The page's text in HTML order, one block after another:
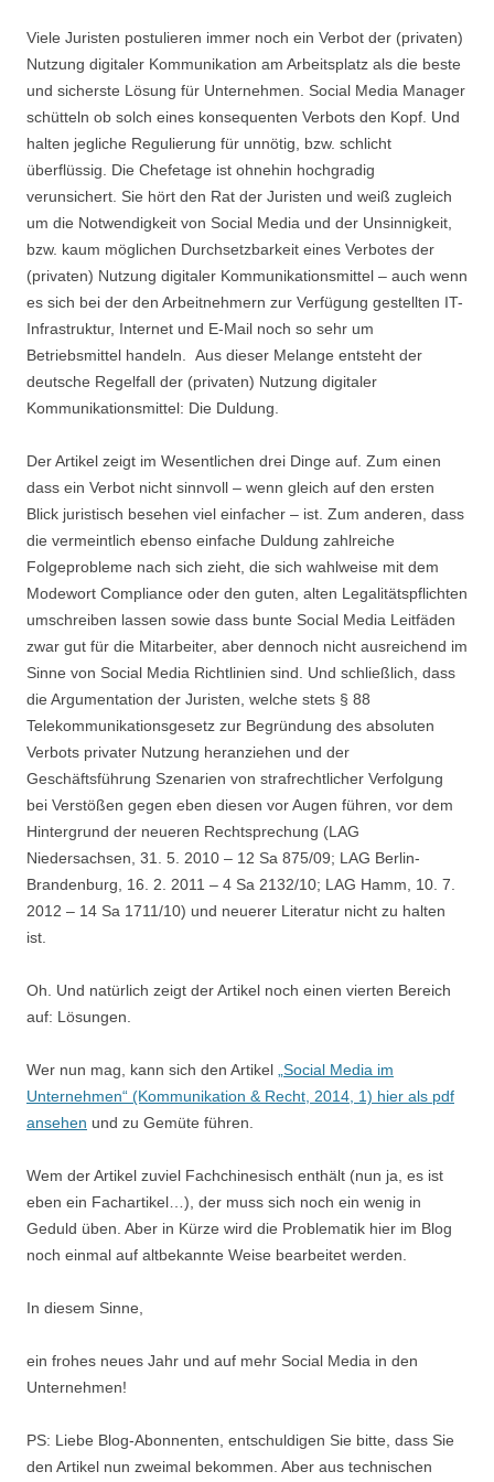
Viele Juristen postulieren immer noch ein Verbot der (privaten)
Nutzung digitaler Kommunikation am Arbeitsplatz als die beste
und sicherste Lösung für Unternehmen. Social Media Manager
schütteln ob solch eines konsequenten Verbots den Kopf. Und
halten jegliche Regulierung für unnötig, bzw. schlicht
überflüssig. Die Chefetage ist ohnehin hochgradig
verunsichert. Sie hört den Rat der Juristen und weiß zugleich
um die Notwendigkeit von Social Media und der Unsinnigkeit,
bzw. kaum möglichen Durchsetzbarkeit eines Verbotes der
(privaten) Nutzung digitaler Kommunikationsmittel – auch wenn
es sich bei der den Arbeitnehmern zur Verfügung gestellten IT-
Infrastruktur, Internet und E-Mail noch so sehr um
Betriebsmittel handeln. Aus dieser Melange entsteht der
deutsche Regelfall der (privaten) Nutzung digitaler
Kommunikationsmittel: Die Duldung.
Der Artikel zeigt im Wesentlichen drei Dinge auf. Zum einen
dass ein Verbot nicht sinnvoll – wenn gleich auf den ersten
Blick juristisch besehen viel einfacher – ist. Zum anderen, dass
die vermeintlich ebenso einfache Duldung zahlreiche
Folgeprobleme nach sich zieht, die sich wahlweise mit dem
Modewort Compliance oder den guten, alten Legalitätspflichten
umschreiben lassen sowie dass bunte Social Media Leitfäden
zwar gut für die Mitarbeiter, aber dennoch nicht ausreichend im
Sinne von Social Media Richtlinien sind. Und schließlich, dass
die Argumentation der Juristen, welche stets § 88
Telekommunikationsgesetz zur Begründung des absoluten
Verbots privater Nutzung heranziehen und der
Geschäftsführung Szenarien von strafrechtlicher Verfolgung
bei Verstößen gegen eben diesen vor Augen führen, vor dem
Hintergrund der neueren Rechtsprechung (LAG
Niedersachsen, 31. 5. 2010 – 12 Sa 875/09; LAG Berlin-
Brandenburg, 16. 2. 2011 – 4 Sa 2132/10; LAG Hamm, 10. 7.
2012 – 14 Sa 1711/10) und neuerer Literatur nicht zu halten
ist.
Oh. Und natürlich zeigt der Artikel noch einen vierten Bereich
auf: Lösungen.
Wer nun mag, kann sich den Artikel „Social Media im
Unternehmen“ (Kommunikation & Recht, 2014, 1) hier als pdf
ansehen und zu Gemüte führen.
Wem der Artikel zuviel Fachchinesisch enthält (nun ja, es ist
eben ein Fachartikel…), der muss sich noch ein wenig in
Geduld üben. Aber in Kürze wird die Problematik hier im Blog
noch einmal auf altbekannte Weise bearbeitet werden.
In diesem Sinne,
ein frohes neues Jahr und auf mehr Social Media in den
Unternehmen!
PS: Liebe Blog-Abonnenten, entschuldigen Sie bitte, dass Sie
den Artikel nun zweimal bekommen. Aber aus technischen